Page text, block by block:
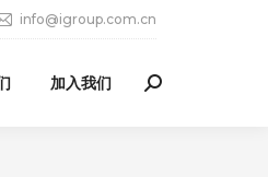
info@igroup.com.cn
加入我们 Search: